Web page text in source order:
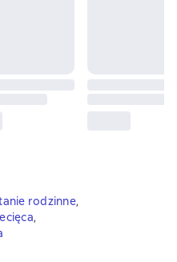
rodzinne,
,